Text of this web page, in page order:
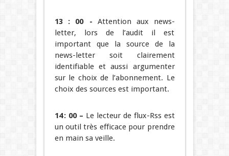
13 : 00 - Attention aux news-
letter, lors de l’audit il est
important que la source de la
news-letter soit clairement
identifiable et aussi argumenter
sur le choix de l’abonnement. Le
choix des sources est important.
14 : 00 – Le lecteur de flux-Rss est
un outil très efficace pour prendre
en main sa veille.